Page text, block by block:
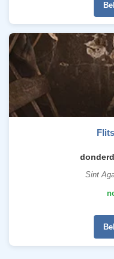
Sint